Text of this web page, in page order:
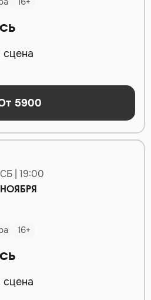
5900
СБ | 19:00
НОЯБРЯ
16+